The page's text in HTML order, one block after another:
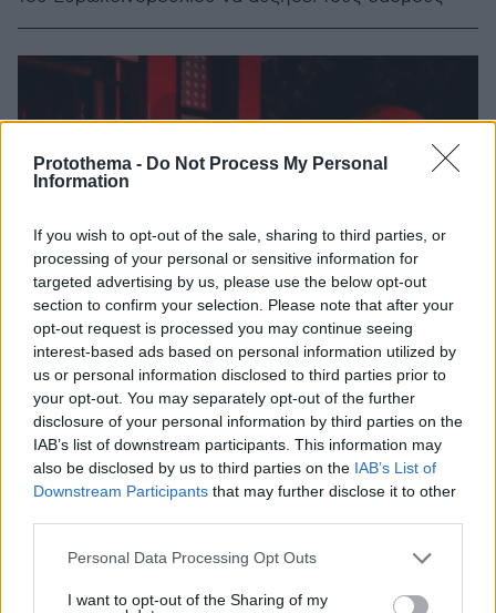
Protothema - Do Not Process My Personal
Information
If you wish to opt-out of the sale, sharing to third parties, or
processing of your personal or sensitive information for
targeted advertising by us, please use the below opt-out
section to confirm your selection. Please note that after your
opt-out request is processed you may continue seeing
interest-based ads based on personal information utilized by
us or personal information disclosed to third parties prior to
your opt-out. You may separately opt-out of the further
disclosure of your personal information by third parties on the
IAB’s list of downstream participants. This information may
also be disclosed by us to third parties on the IAB’s List of
Downstream Participants that may further disclose it to other
Please note that this website/app uses one or more Google
not limited to your visit or usage behaviour. You may click to
Personal Data Processing Opt Outs
I want to opt-out of the Sharing of my
Φωτιά σε αποθήκη λιπασμάτων στο Κάτω Σούλι